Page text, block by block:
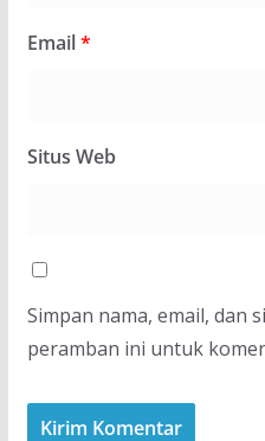
Email*
Situs Web
Simpan nama, email, dan
peramban ini untuk